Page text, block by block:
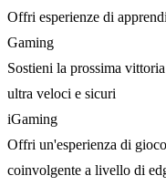
Offri esperienze di
Gaming
Sostieni la prossima
ultra veloci e sicuri
iGaming
Offri un'esperienza di
coinvolgente a livello di